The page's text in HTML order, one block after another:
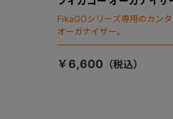
FikaGOシリーズ専用のカン
オーガナイザー。
￥6,600